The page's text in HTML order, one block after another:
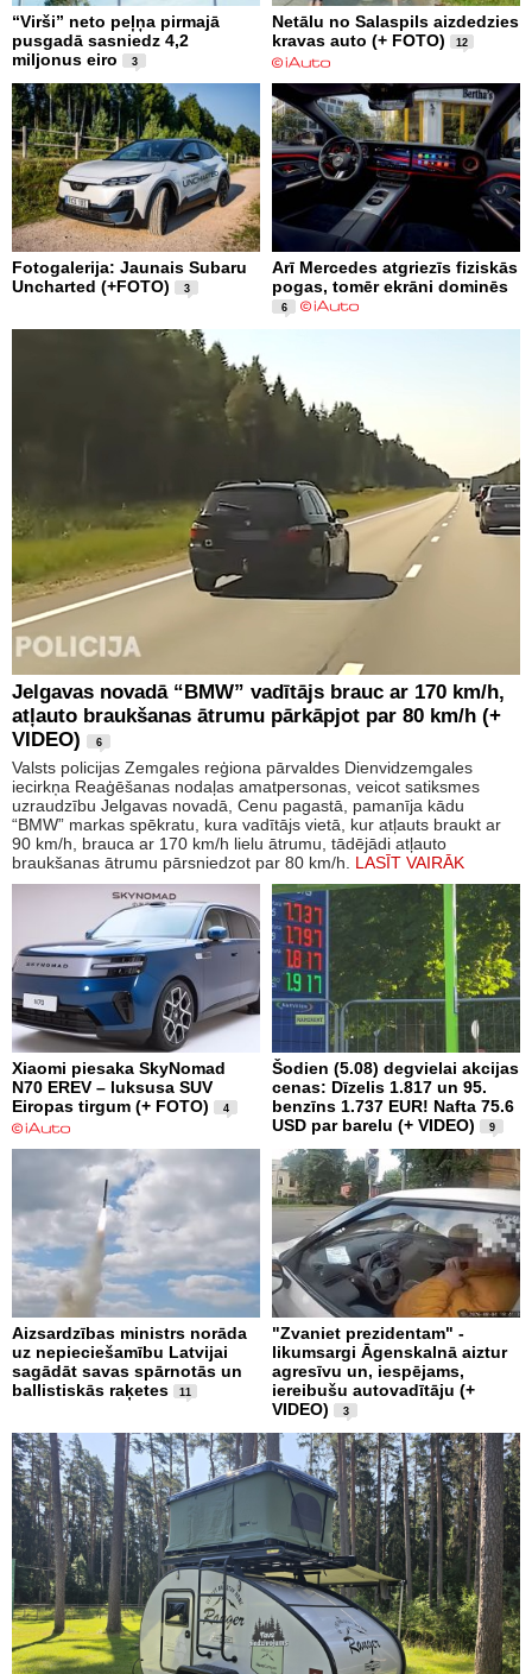
“Virši” neto peļņa pirmajā
pusgadā sasniedz 4,2
miljonus eiro
3
Netālu no Salaspils aizdedzies
kravas auto (+ FOTO)
12
Fotogalerija: Jaunais Subaru
Uncharted (+FOTO)
3
Arī Mercedes atgriezīs fiziskās
pogas, tomēr ekrāni dominēs
6
Jelgavas novadā “BMW” vadītājs brauc ar 170 km/h,
atļauto braukšanas ātrumu pārkāpjot par 80 km/h (+
VIDEO)
6
Valsts policijas Zemgales reģiona pārvaldes Dienvidzemgales
iecirkņa Reaģēšanas nodaļas amatpersonas, veicot satiksmes
uzraudzību Jelgavas novadā, Cenu pagastā, pamanīja kādu
“BMW” markas spēkratu, kura vadītājs vietā, kur atļauts braukt ar
90 km/h, brauca ar 170 km/h lielu ātrumu, tādējādi atļauto
braukšanas ātrumu pārsniedzot par 80 km/h. LASĪT VAIRĀK
Xiaomi piesaka SkyNomad
N70 EREV – luksusa SUV
Eiropas tirgum (+ FOTO)
4
Šodien (5.08) degvielai akcijas
cenas: Dīzelis 1.817 un 95.
benzīns 1.737 EUR! Nafta 75.6
USD par barelu (+ VIDEO)
9
Aizsardzības ministrs norāda
uz nepieciešamību Latvijai
sagādāt savas spārnotās un
ballistiskās raķetes
11
"Zvaniet prezidentam" -
likumsargi Āgenskalnā aiztur
agresīvu un, iespējams,
iereibušu autovadītāju (+
VIDEO)
3